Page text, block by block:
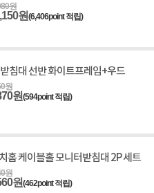
원
원(6,406point 적립)
침대 선반 화이트프레임+우드
원
원(594point 적립)
홈 케이블홀 모니터받침대 2P 세트
원
원(462point 적립)